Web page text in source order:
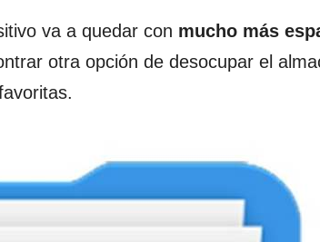
va a quedar con mucho más
otra opción de desocupar el